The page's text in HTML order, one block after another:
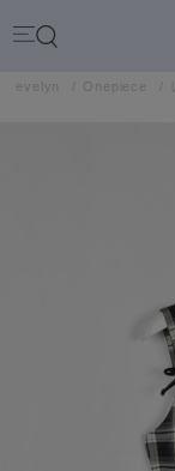
evelyn Onepiece